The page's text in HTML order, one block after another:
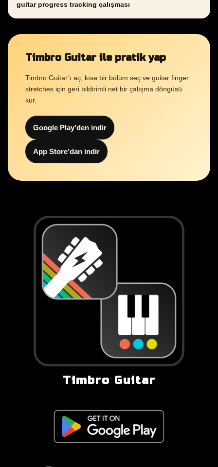
guitar progress tracking çalışması
Timbro Guitar ile pratik yap
Timbro Guitar’ı aç, kısa bir bölüm seç ve guitar finger
stretches için geri bildirimli net bir çalışma döngüsü
kur.
Google Play’den indir
App Store’dan indir
Timbro Guitar